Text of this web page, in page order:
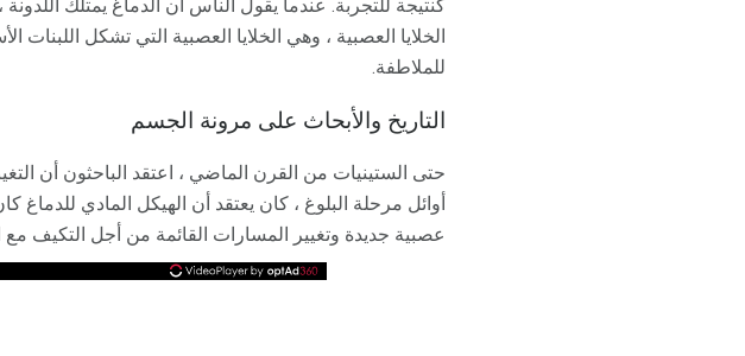
كنتيجة للتجربة. عندما يقول الناس أن الدماغ يمتلك
الخلايا العصبية ، وهي الخلايا العصبية التي تشكل اللبنات
للملاطفة.
التاريخ والأبحاث على مرونة الجسم
حتى الستينيات من القرن الماضي ، اعتقد الباحثون أن
أوائل مرحلة البلوغ ، كان يعتقد أن الهيكل المادي للدماغ
عصبية جديدة وتغيير المسارات القائمة من أجل التكيف